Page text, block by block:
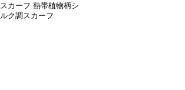
スカーフ 熱帯植物柄シ
ルク調スカーフ